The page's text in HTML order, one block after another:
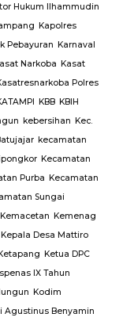
Hukum Ilhammudin
Kapolres
Pebayuran Karnaval
Narkoba Kasat
Polres
KBB KBIH
kebersihan Kec.
kecamatan
Kecamatan
Purba Kecamatan
Sungai
Kemacetan Kemenag
Kepala Desa Mattiro
Ketua DPC
IX Tahun
Kodim
Agustinus Benyamin